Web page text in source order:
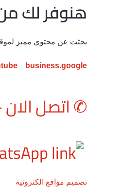
هنوفر لك
بحثت عن محتوي مميز
business.google
✆اتصل الان – مصر
تصميم مواقع الكترونية